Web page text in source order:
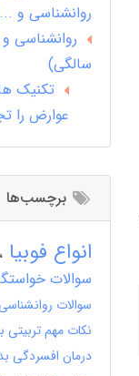
روانشناسی و
سالگی)
تکنیک
عوارض را
برچسب‌ها
انواع فوبیا
سوالات
سوالات
نکات مهم تربیتی
درمان افسردگی